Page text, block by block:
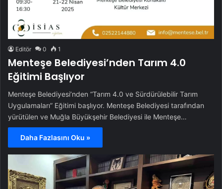
Editör 0 1
Menteşe Belediyesi’nden Tarım 4.0
Eğitimi Başlıyor
Menteşe Belediyesi’nden “Tarım 4.0 ve Sürdürülebilir Tarım
Uygulamaları” Eğitimi başlıyor. Menteşe Belediyesi tarafından
yürütülen ve Muğla Büyükşehir Belediyesi ile Menteşe…
Daha Fazlasını Oku »